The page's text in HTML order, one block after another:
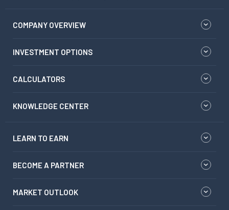
COMPANY OVERVIEW
INVESTMENT OPTIONS
CALCULATORS
KNOWLEDGE CENTER
LEARN TO EARN
BECOME A PARTNER
MARKET OUTLOOK